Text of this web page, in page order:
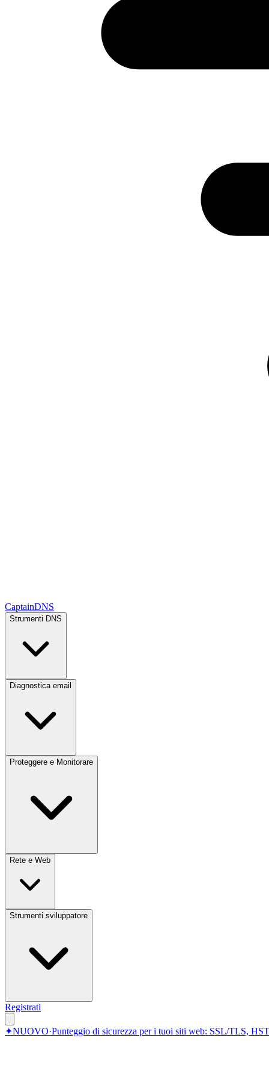
CaptainDNS
Strumenti DNS
Diagnostica email
Proteggere e Monitorare
Rete e Web
Strumenti sviluppatore
Registrati
✦NUOVO·Punteggio di sicurezza per i tuoi siti web: SSL/TLS,